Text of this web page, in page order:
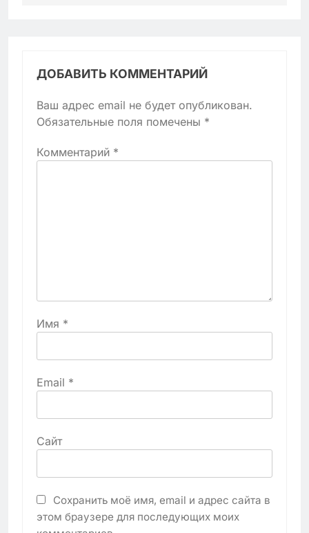
ДОБАВИТЬ КОММЕНТАРИЙ
Ваш адрес email не будет опубликован.
Обязательные поля помечены *
Комментарий *
Имя *
Email *
Сайт
Сохранить моё имя, email и адрес сайта в
этом браузере для последующих моих